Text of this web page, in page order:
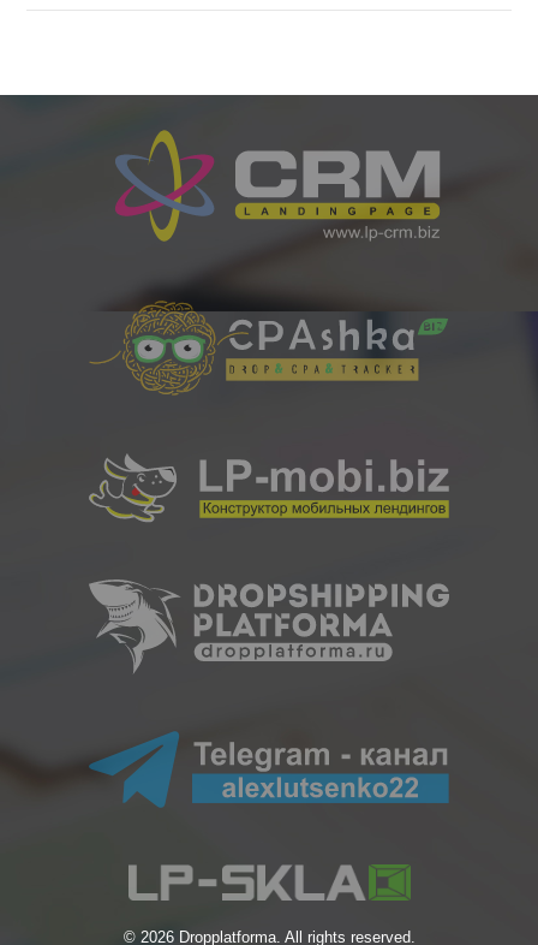
© 2026 Dropplatforma. All rights reserved.